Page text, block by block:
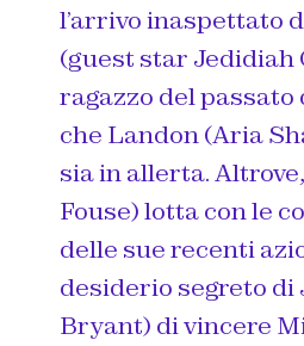
l’arrivo inaspettato
(guest star Jedidiah
ragazzo del passato
che Landon (Aria
sia in allerta.
Fouse) lotta con le
delle sue recenti
desiderio segreto di
Bryant) di vincere